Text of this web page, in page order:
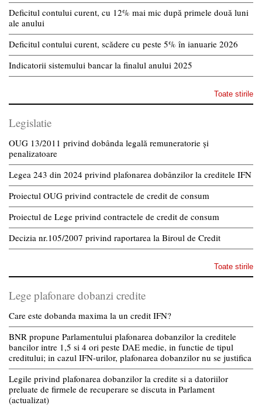
Deficitul contului curent, cu 12% mai mic după primele două luni
ale anului
Deficitul contului curent, scădere cu peste 5% în ianuarie 2026
Indicatorii sistemului bancar la finalul anului 2025
Toate stirile
Legislatie
OUG 13/2011 privind dobânda legală remuneratorie și
penalizatoare
Legea 243 din 2024 privind plafonarea dobânzilor la creditele IFN
Proiectul OUG privind contractele de credit de consum
Proiectul de Lege privind contractele de credit de consum
Decizia nr.105/2007 privind raportarea la Biroul de Credit
Toate stirile
Lege plafonare dobanzi credite
Care este dobanda maxima la un credit IFN?
BNR propune Parlamentului plafonarea dobanzilor la creditele
bancilor intre 1,5 si 4 ori peste DAE medie, in functie de tipul
creditului; in cazul IFN-urilor, plafonarea dobanzilor nu se justifica
Legile privind plafonarea dobanzilor la credite si a datoriilor
preluate de firmele de recuperare se discuta in Parlament
(actualizat)